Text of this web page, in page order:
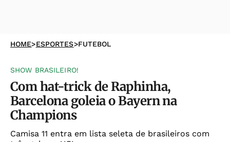
HOME>ESPORTES>FUTEBOL
SHOW BRASILEIRO!
Com hat-trick de Raphinha,
Barcelona goleia o Bayern na
Champions
Camisa 11 entra em lista seleta de brasileiros com